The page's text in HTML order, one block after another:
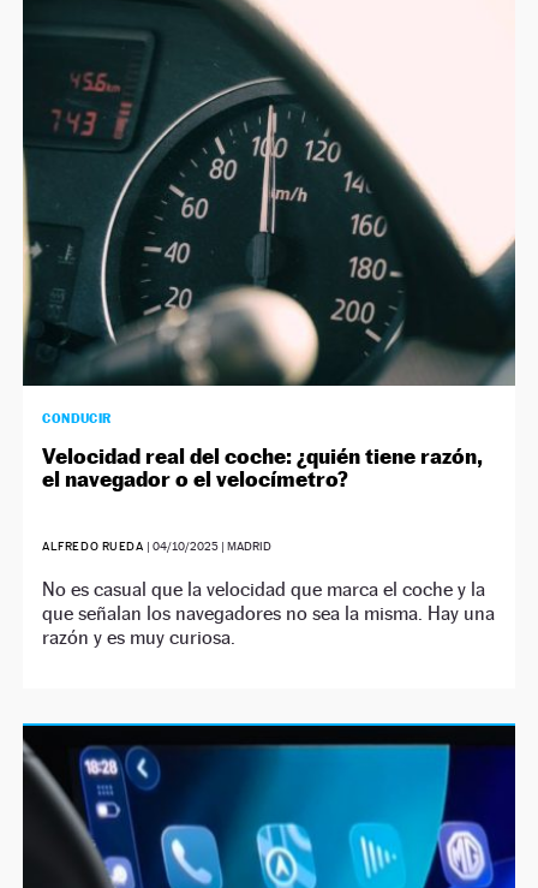
CONDUCIR
Velocidad real del coche: ¿quién tiene razón,
el navegador o el velocímetro?
ALFREDO RUEDA | 04/10/2025| MADRID
No es casual que la velocidad que marca el coche y la
que señalan los navegadores no sea la misma. Hay una
razón y es muy curiosa.